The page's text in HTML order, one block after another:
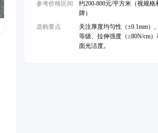
参考价格区间
约200-800元/平方米（视规格
牌）
选购要点
关注厚度均匀性（±0.1mm）
等级、拉伸强度（≥80N/cm）
面光洁度。